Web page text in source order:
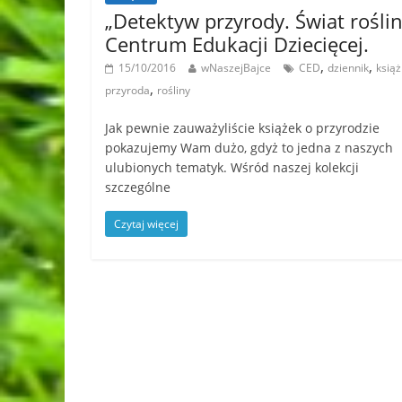
„Detektyw przyrody. Świat
Centrum Edukacji Dziecięcej.
15/10/2016 wNaszejBajce CED, dziennik,
przyroda, rośliny
Jak pewnie zauważyliście książek o przyrodzie
pokazujemy Wam dużo, gdyż to jedna z naszych
ulubionych tematyk. Wśród naszej kolekcji
szczególne
Czytaj więcej